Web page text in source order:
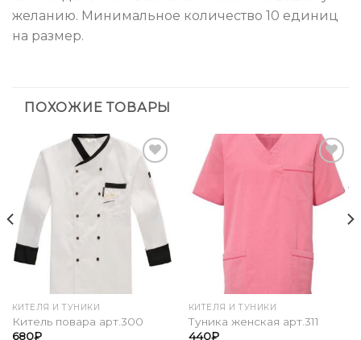
желанию. Минимальное количество 10 единиц
на размер.
ПОХОЖИЕ ТОВАРЫ
Add to
Wishlist
КИТЕЛЯ И ТУНИКИ
Китель повара арт.300
680₽
Add to
Wishlist
КИТЕЛЯ И ТУНИКИ
Туника женская арт.311
440₽